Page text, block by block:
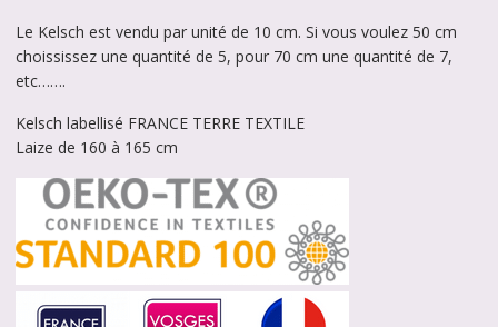
Le Kelsch est vendu par unité de 10 cm. Si vous voulez 50 cm
choississez une quantité de 5, pour 70 cm une quantité de 7,
etc…….
Kelsch labellisé FRANCE TERRE TEXTILE
Laize de 160 à 165 cm